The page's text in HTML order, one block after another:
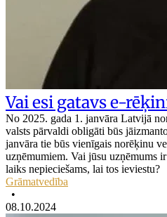
Vai esi gatavs e-
No 2025. gada 1. janvāra Latvijā
valsts pārvaldi obligāti būs
janvāra tie būs vienīgais norēķinu
uzņēmumiem. Vai jūsu uzņēmums
laiks nepieciešams, lai tos ieviestu?
Grāmatvedība
•
08.10.2024